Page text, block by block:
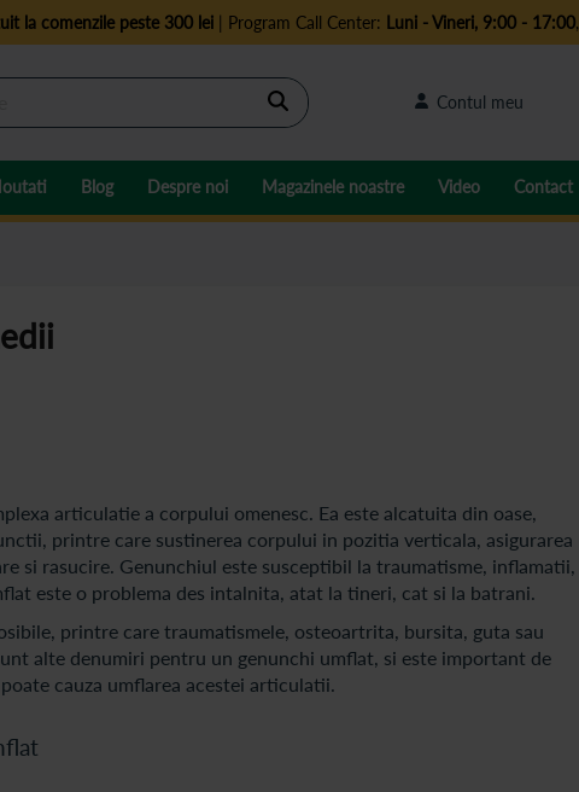
la comenzile peste 300 lei| Program Call Center: Luni - Vineri, 9:00 - 17:00,
Cautare Contul meu
Blog Despre noi Magazinele noastre Video Contact
articulatie a corpului omenesc. Ea este alcatuita din oase,
printre care sustinerea corpului in pozitia verticala, asigurarea
si rasucire. Genunchiul este susceptibil la traumatisme, inflamatii,
este o problema des intalnita, atat la tineri, cat si la batrani.
printre care traumatismele, osteoartrita, bursita, guta sau
alte denumiri pentru un genunchi umflat, si este important de
cauza umflarea acestei articulatii.